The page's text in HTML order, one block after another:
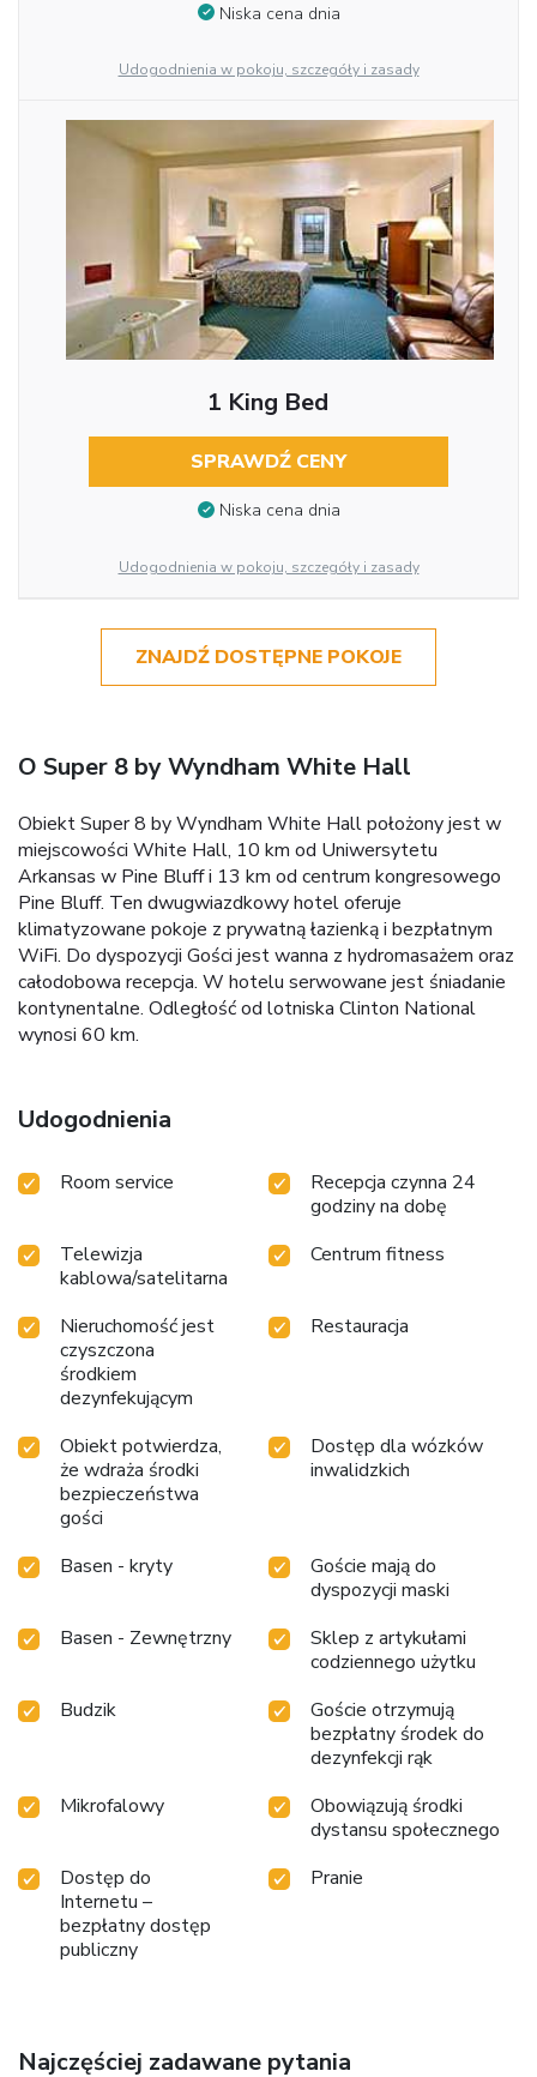
Niska cena dnia
Udogodnienia w pokoju, szczegóły i zasady
1 King Bed
SPRAWDŹ CENY
Niska cena dnia
Udogodnienia w pokoju, szczegóły i zasady
ZNAJDŹ DOSTĘPNE POKOJE
O Super 8 by Wyndham White Hall
Obiekt Super 8 by Wyndham White Hall położony jest w
miejscowości White Hall, 10 km od Uniwersytetu
Arkansas w Pine Bluff i 13 km od centrum kongresowego
Pine Bluff. Ten dwugwiazdkowy hotel oferuje
klimatyzowane pokoje z prywatną łazienką i bezpłatnym
WiFi. Do dyspozycji Gości jest wanna z hydromasażem oraz
całodobowa recepcja. W hotelu serwowane jest śniadanie
kontynentalne. Odległość od lotniska Clinton National
wynosi 60 km.
Udogodnienia
Room service
Recepcja czynna 24
godziny na dobę
Telewizja
kablowa/satelitarna
Centrum fitness
Nieruchomość jest
czyszczona
środkiem
dezynfekującym
Restauracja
Obiekt potwierdza,
że wdraża środki
bezpieczeństwa
gości
Dostęp dla wózków
inwalidzkich
Basen - kryty
Goście mają do
dyspozycji maski
Basen - Zewnętrzny
Sklep z artykułami
codziennego użytku
Budzik
Goście otrzymują
bezpłatny środek do
dezynfekcji rąk
Mikrofalowy
Obowiązują środki
dystansu społecznego
Dostęp do
Internetu –
bezpłatny dostęp
publiczny
Pranie
Najczęściej zadawane pytania